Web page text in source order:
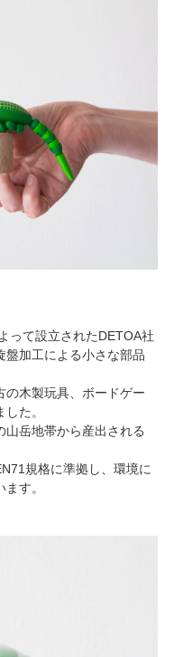
って設立されたDETOA社
盤加工による小さな部品
の木製玩具、ボードゲー
た。
岳地帯から産出される
規格に準拠し、環境に
す。